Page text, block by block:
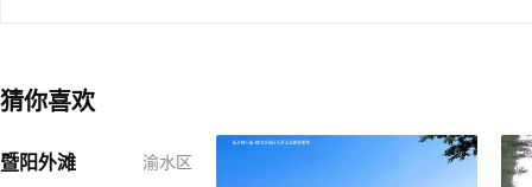
猜你喜欢
暨阳外滩
渝水区